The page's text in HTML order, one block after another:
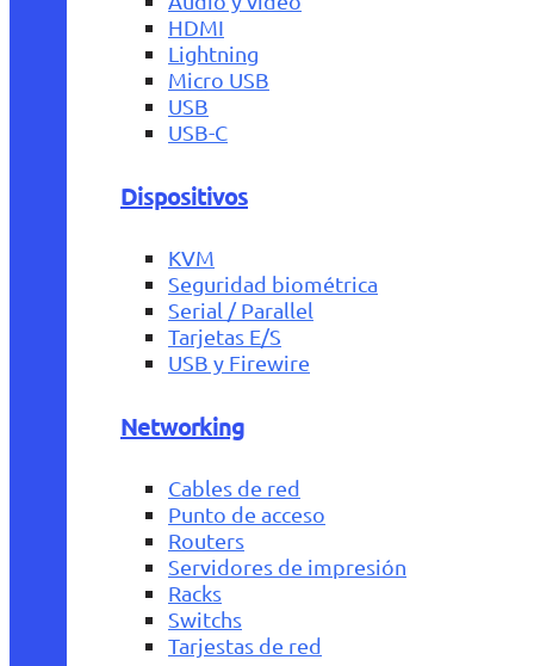
HDMI
Lightning
Micro USB
USB
USB-C
Dispositivos
KVM
Seguridad biométrica
Serial / Parallel
Tarjetas E/S
USB y Firewire
Networking
Cables de red
Punto de acceso
Routers
Servidores de impresión
Racks
Switchs
Tarjestas de red